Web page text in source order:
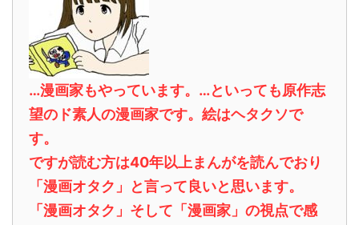
…漫画家もやっています。…といっても原作志
望のド素人の漫画家です。絵はヘタクソで
す。
ですが読む方は40年以上まんがを読んでおり
「漫画オタク」と言って良いと思います。
「漫画オタク」そして「漫画家」の視点で感